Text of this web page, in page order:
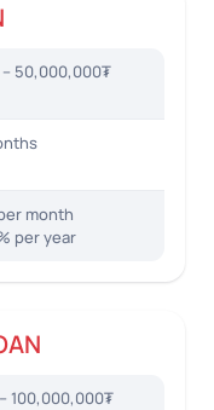
50,000,000₮
month
per year
100,000,000₮